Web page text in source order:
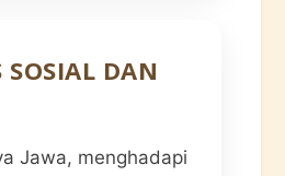
SOSIAL DAN
Jawa, menghadapi